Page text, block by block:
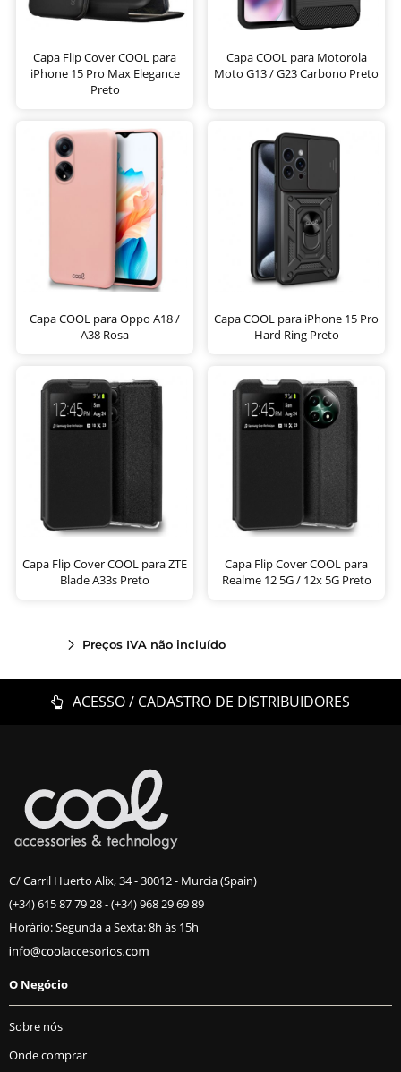
Capa Flip Cover COOL para
iPhone 15 Pro Max Elegance
Preto
Capa COOL para Motorola
Moto G13 / G23 Carbono Preto
Capa COOL para Oppo A18 /
A38 Rosa
Capa COOL para iPhone 15 Pro
Hard Ring Preto
Capa Flip Cover COOL para ZTE
Blade A33s Preto
Capa Flip Cover COOL para
Realme 12 5G / 12x 5G Preto
Preços IVA não incluído
ACESSO / CADASTRO DE DISTRIBUIDORES
C/ Carril Huerto Alix, 34 - 30012 - Murcia (Spain)
(+34) 615 87 79 28-(+34) 968 29 69 89
Horário: Segunda a Sexta: 8h às 15h
O Negócio
Sobre nós
Onde comprar